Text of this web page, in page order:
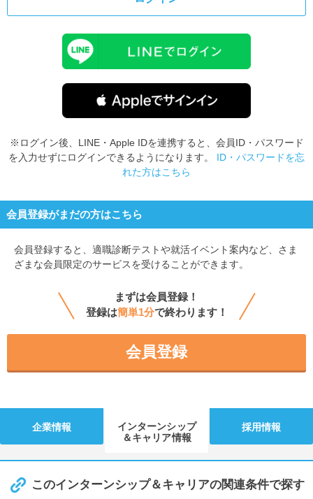
※ログイン後、LINE・Apple IDを連携すると、会員ID・パスワード
を入力せずにログインできるようになります。 ID・パスワードを忘
れた方はこちら
会員登録がまだの方はこちら
会員登録すると、 適職診断テストや就活イベント案内など、さま
ざまな会員限定のサービスを受けることができます。
まずは会員登録！
登録は簡単1分で終わります！
会員登録
企業情報
インターンシップ
＆キャリア情報
採用情報
このインターンシップ＆キャリアの関連条件で探す